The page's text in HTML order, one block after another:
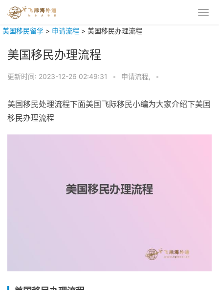
美国移民留学 > 申请流程 > 美国移民办理流程
美国移民办理流程
更新时间: 2023-12-26 02:49:31 • 申请流程, •
美国移民处理流程下面美国飞际移民小编为大家介绍下美国
移民办理流程